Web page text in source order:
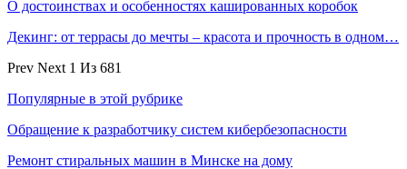
О достоинствах и особенностях кашированных коробок
Декинг: от террасы до мечты – красота и прочность в одном…
Prev Next 1 Из 681
Популярные в этой рубрике
Обращение к разработчику систем кибербезопасности
Ремонт стиральных машин в Минске на дому